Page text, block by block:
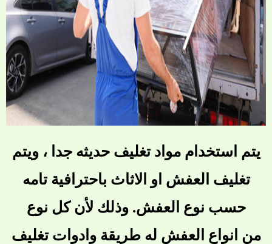
يتم استخدام مواد تغليف حديثه جدا ، ويتم
تغليف العفش او الاثاث باحترافية تامه
حسب نوع العفش. وذلك لأن كل نوع
من انواع العفش له طريقة وادوات تغليف